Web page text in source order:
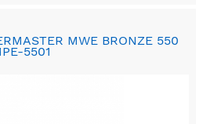
MWE BRONZE 550
5501